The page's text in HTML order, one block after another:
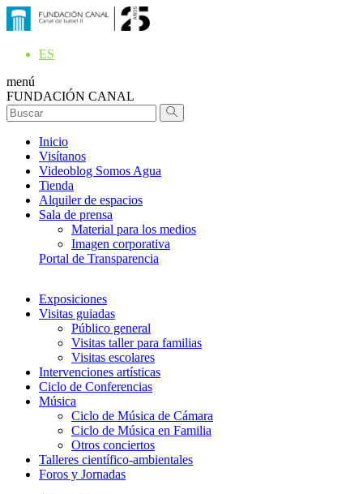
ES
menú
FUNDACIÓN CANAL
Inicio
Visítanos
Videoblog Somos Agua
Tienda
Alquiler de espacios
Sala de prensa
Material para los medios
Imagen corporativa
Portal de Transparencia
Exposiciones
Visitas guiadas
Público general
Visitas taller para familias
Visitas escolares
Intervenciones artísticas
Ciclo de Conferencias
Música
Ciclo de Música de Cámara
Ciclo de Música en Familia
Otros conciertos
Talleres científico-ambientales
Foros y Jornadas